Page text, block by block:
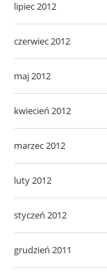
lipiec 2012
czerwiec 2012
maj 2012
kwiecień 2012
marzec 2012
luty 2012
styczeń 2012
grudzień 2011